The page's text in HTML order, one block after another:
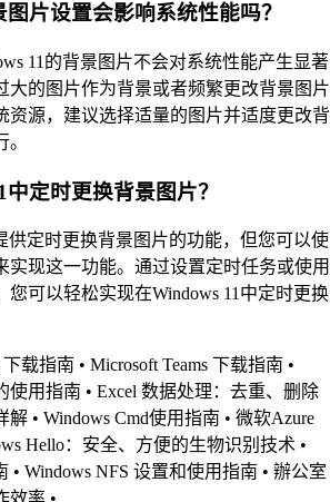
片设置会影响系统性能吗？
11的背景图片不会对系统性能产生显著
大的图片作为背景或者频繁更改背景图片
资源，建议选择适量的图片并适度更改背
定时更换背景图片？
供定时更换背景图片的功能，但您可以使
实现这一功能。通过设置定时任务或使用
可以轻松实现在Windows 11中定时更换
下载指南 • Microsoft Teams 下载指南 •
使用指南 • Excel 数据处理：去重、删除
解 • Windows Cmd使用指南 • 微软Azure
Hello：安全、方便的生物识别技术 •
• Windows NFS 设置和使用指南 • 辦公室